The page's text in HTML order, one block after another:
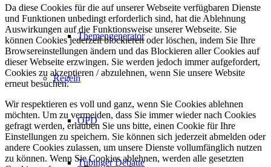
Themengenerator
Regeln
OPD
Tübinger Debatte
Da diese Cookies für die auf unserer Webseite verfügbaren Dienste
und Funktionen unbedingt erforderlich sind, hat die Ablehnung
Auswirkungen auf die Funktionsweise unserer Webseite. Sie
können Cookies jederzeit blockieren oder löschen, indem Sie Ihre
Browsereinstellungen ändern und das Blockieren aller Cookies auf
dieser Webseite erzwingen. Sie werden jedoch immer aufgefordert,
Cookies zu akzeptieren / abzulehnen, wenn Sie unsere Website
erneut besuchen.
Wir respektieren es voll und ganz, wenn Sie Cookies ablehnen
möchten. Um zu vermeiden, dass Sie immer wieder nach Cookies
gefragt werden, erlauben Sie uns bitte, einen Cookie für Ihre
Einstellungen zu speichern. Sie können sich jederzeit abmelden oder
andere Cookies zulassen, um unsere Dienste vollumfänglich nutzen
zu können. Wenn Sie Cookies ablehnen, werden alle gesetzten